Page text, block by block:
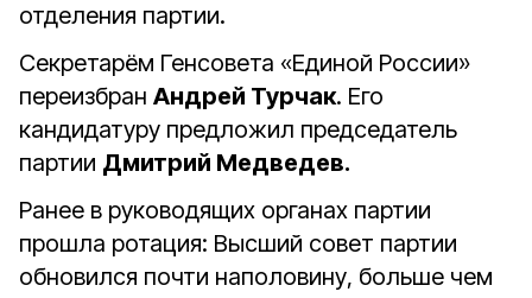
отделения партии.
Секретарём Генсовета «Единой России»
переизбран Андрей Турчак. Его
кандидатуру предложил председатель
партии Дмитрий Медведев.
Ранее в руководящих органах партии
прошла ротация: Высший совет партии
обновился почти наполовину, больше чем